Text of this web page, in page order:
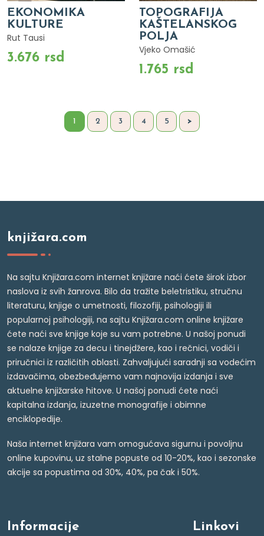
EKONOMIKA
KULTURE
Rut Tausi
3.676 rsd
TOPOGRAFIJA
KAŠTELANSKOG
POLJA
Vjeko Omašić
1.765 rsd
1 2 3 4 5 >
knjižara.com
Na sajtu Knjižara.com internet knjižare naći ćete širok izbor
naslova iz svih žanrova. Bilo da tražite beletristiku, stručnu
literaturu, knjige o umetnosti, filozofiji, psihologiji ili
popularnoj psihologiji, na sajtu Knjižara.com online knjižare
ćete naći sve knjige koje su vam potrebne. U našoj ponudi
se nalaze knjige za decu i tinejdžere, kao i rečnici, vodiči i
priručnici iz različitih oblasti. Zahvaljujući saradnji sa vodećim
izdavačima, obezbeđujemo vam najnovija izdanja i sve
aktuelne knjižarske hitove. U našoj ponudi ćete naći
kapitalna izdanja, izuzetne monografije i obimne
enciklopedije.
Naša internet knjižara vam omogućava sigurnu i povoljnu
online kupovinu, uz stalne popuste od 10-20%, kao i sezonske
akcije sa popustima od 30%, 40%, pa čak i 50%.
Informacije Linkovi